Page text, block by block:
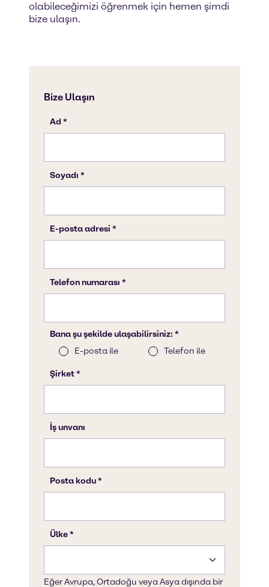
olabileceğimizi öğrenmek için hemen şimdi
bize ulaşın.